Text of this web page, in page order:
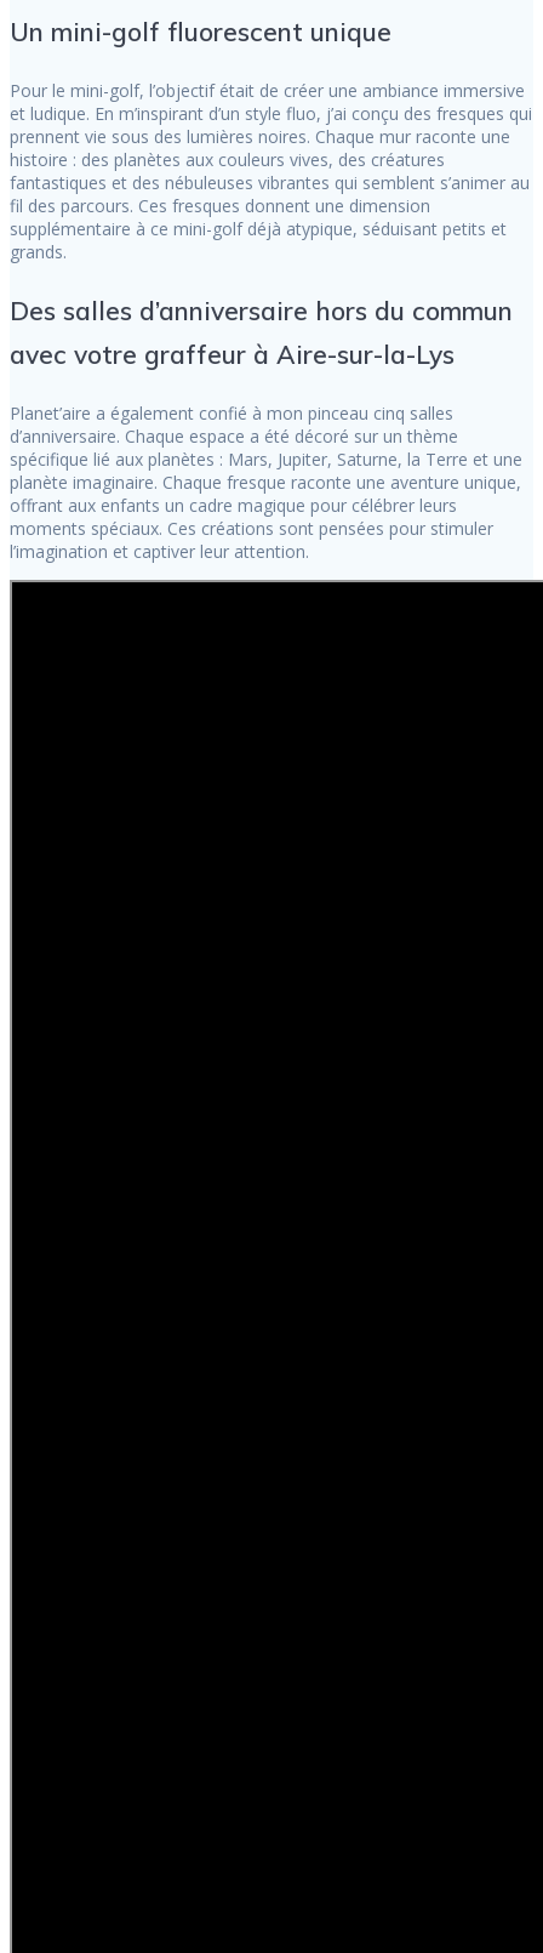
Un mini-golf fluorescent unique
Pour le mini-golf, l’objectif était de créer une ambiance immersive
et ludique. En m’inspirant d’un style fluo, j’ai conçu des fresques qui
prennent vie sous des lumières noires. Chaque mur raconte une
histoire : des planètes aux couleurs vives, des créatures
fantastiques et des nébuleuses vibrantes qui semblent s’animer au
fil des parcours. Ces fresques donnent une dimension
supplémentaire à ce mini-golf déjà atypique, séduisant petits et
grands.
Des salles d’anniversaire hors du commun
avec votre graffeur à Aire-sur-la-Lys
Planet’aire a également confié à mon pinceau cinq salles
d’anniversaire. Chaque espace a été décoré sur un thème
spécifique lié aux planètes : Mars, Jupiter, Saturne, la Terre et une
planète imaginaire. Chaque fresque raconte une aventure unique,
offrant aux enfants un cadre magique pour célébrer leurs
moments spéciaux. Ces créations sont pensées pour stimuler
l’imagination et captiver leur attention.